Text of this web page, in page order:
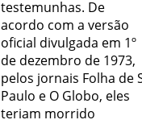
testemunhas. De
acordo com a versão
oficial divulgada em 1º
de dezembro de 1973,
pelos jornais Folha de
Paulo e O Globo, eles
teriam morrido